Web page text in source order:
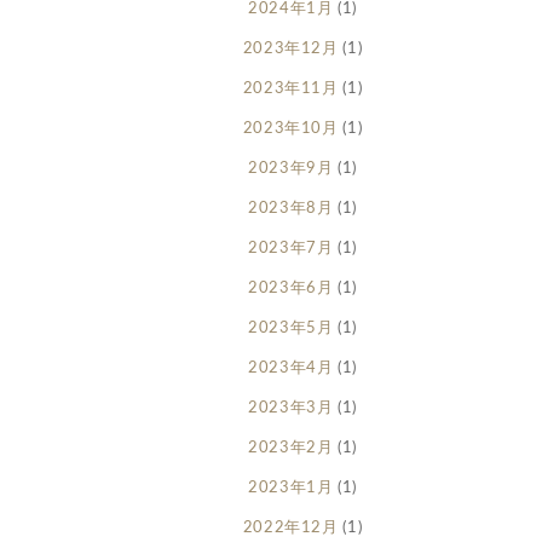
2024年1月 (1)
2023年12月 (1)
2023年11月 (1)
2023年10月 (1)
2023年9月 (1)
2023年8月 (1)
2023年7月 (1)
2023年6月 (1)
2023年5月 (1)
2023年4月 (1)
2023年3月 (1)
2023年2月 (1)
2023年1月 (1)
2022年12月 (1)